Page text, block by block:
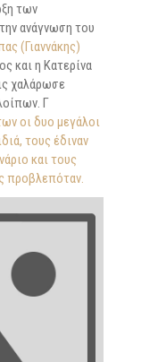
των
ανάγνωση του
(Γιαννάκης)
και η Κατερίνα
χαλάρωσε
Γ
οι δυο μεγάλοι
τους έδιναν
και τους
προβλεπόταν.